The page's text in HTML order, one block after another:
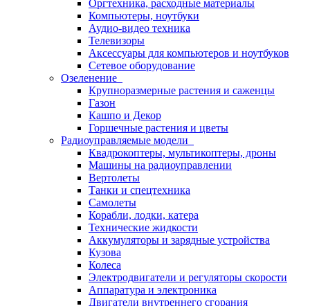
Оргтехника, расходные материалы
Компьютеры, ноутбуки
Аудио-видео техника
Телевизоры
Аксессуары для компьютеров и ноутбуков
Сетевое оборудование
Озеленение
Крупноразмерные растения и саженцы
Газон
Кашпо и Декор
Горшечные растения и цветы
Радиоуправляемые модели
Квадрокоптеры, мультикоптеры, дроны
Машины на радиоуправлении
Вертолеты
Танки и спецтехника
Самолеты
Корабли, лодки, катера
Технические жидкости
Аккумуляторы и зарядные устройства
Кузова
Колеса
Электродвигатели и регуляторы скорости
Аппаратура и электроника
Двигатели внутреннего сгорания